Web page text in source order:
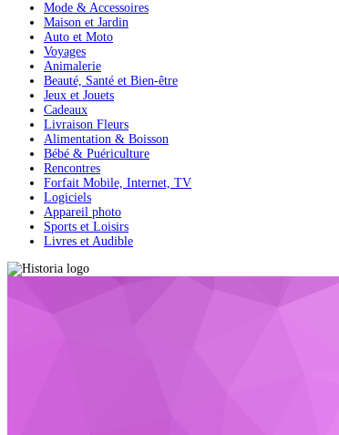
Mode & Accessoires
Maison et Jardin
Auto et Moto
Voyages
Animalerie
Beauté, Santé et Bien-être
Jeux et Jouets
Cadeaux
Livraison Fleurs
Alimentation & Boisson
Bébé & Puériculture
Rencontres
Forfait Mobile, Internet, TV
Logiciels
Appareil photo
Sports et Loisirs
Livres et Audible